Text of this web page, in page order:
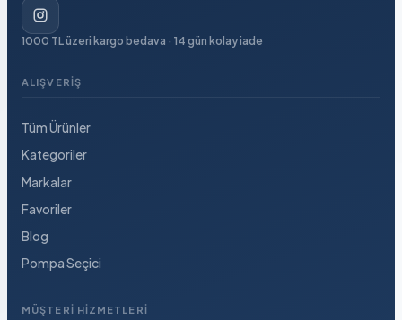
1000 TL üzeri kargo bedava · 14 gün kolay iade
ALIŞVERIŞ
Tüm Ürünler
Kategoriler
Markalar
Favoriler
Blog
Pompa Seçici
MÜŞTERI HIZMETLERI